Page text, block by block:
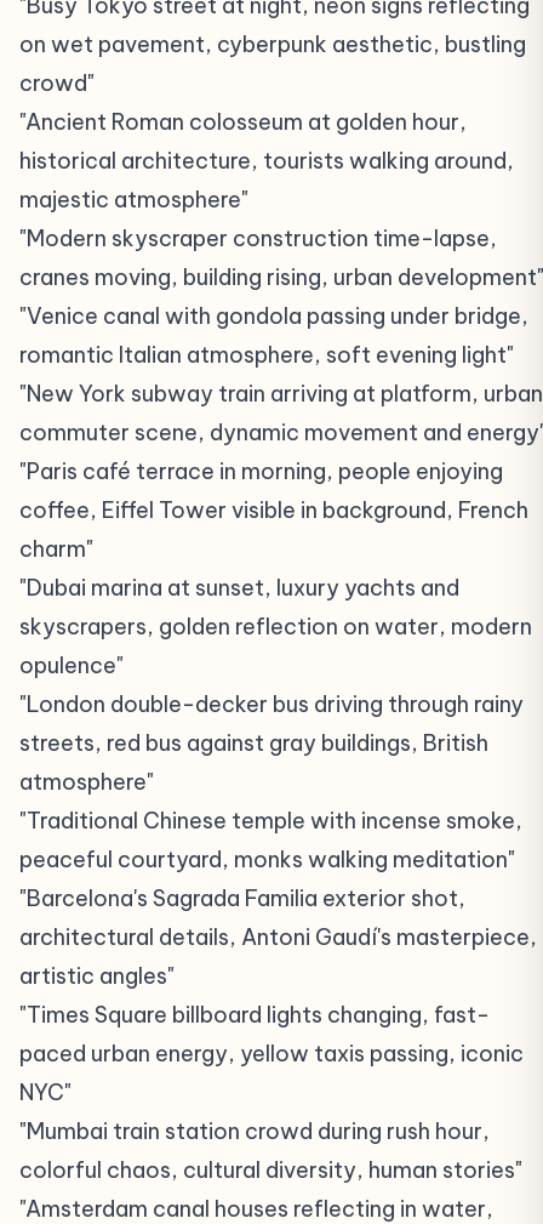
on wet pavement, cyberpunk aesthetic, bustling
crowd"
"Ancient Roman colosseum at golden hour,
historical architecture, tourists walking around,
majestic atmosphere"
"Modern skyscraper construction time-lapse,
cranes moving, building rising, urban development"
"Venice canal with gondola passing under bridge,
romantic Italian atmosphere, soft evening light"
"New York subway train arriving at platform, urban
commuter scene, dynamic movement and
"Paris café terrace in morning, people enjoying
coffee, Eiffel Tower visible in background, French
charm"
"Dubai marina at sunset, luxury yachts and
skyscrapers, golden reflection on water, modern
opulence"
"London double-decker bus driving through rainy
streets, red bus against gray buildings, British
atmosphere"
"Traditional Chinese temple with incense smoke,
peaceful courtyard, monks walking meditation"
"Barcelona's Sagrada Familia exterior shot,
architectural details, Antoni Gaudí's masterpiece,
artistic angles"
"Times Square billboard lights changing, fast-
paced urban energy, yellow taxis passing, iconic
NYC"
"Mumbai train station crowd during rush hour,
colorful chaos, cultural diversity, human stories"
"Amsterdam canal houses reflecting in water,